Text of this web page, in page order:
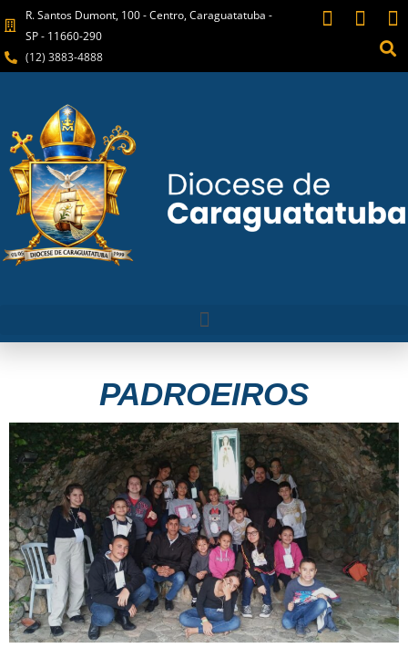
R. Santos Dumont, 100 - Centro, Caraguatatuba -
SP - 11660-290
(12) 3883-4888
PADROEIROS